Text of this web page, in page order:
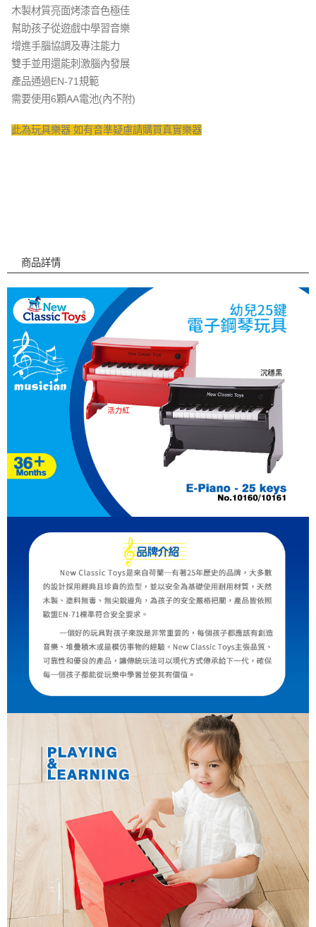
木製材質亮面烤漆音色極佳
幫助孩子從遊戲中學習音樂
增進手腦協調及專注能力
雙手並用還能刺激腦內發展
產品通過EN-71規範
需要使用6顆AA電池(內不附)
此為玩具樂器 如有音準疑慮請購買真實樂器
商品詳情